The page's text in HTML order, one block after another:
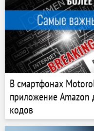
В смартфонах
приложение Amazon
кодов